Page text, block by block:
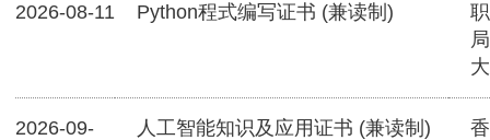
2026-08-11 Python程式编写证书 (兼读制)
2026-09-
人工智能知识及应用证书 (兼读制)